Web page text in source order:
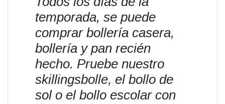
temporada, se puede
comprar bollería casera,
bollería y pan recién
hecho. Pruebe nuestro
skillingsbolle, el bollo de
sol o el bollo escolar con